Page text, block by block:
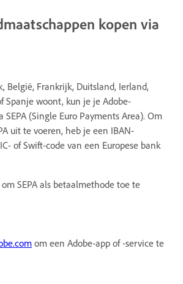
kopen via
België, Frankrijk, Duitsland, Ierland,
Spanje woont, kun je je Adobe-
(Single Euro Payments Area). Om
uit te voeren, heb je een IBAN-
of Swift-code van een Europese bank
SEPA als betaalmethode toe te
om een Adobe-app of -service te